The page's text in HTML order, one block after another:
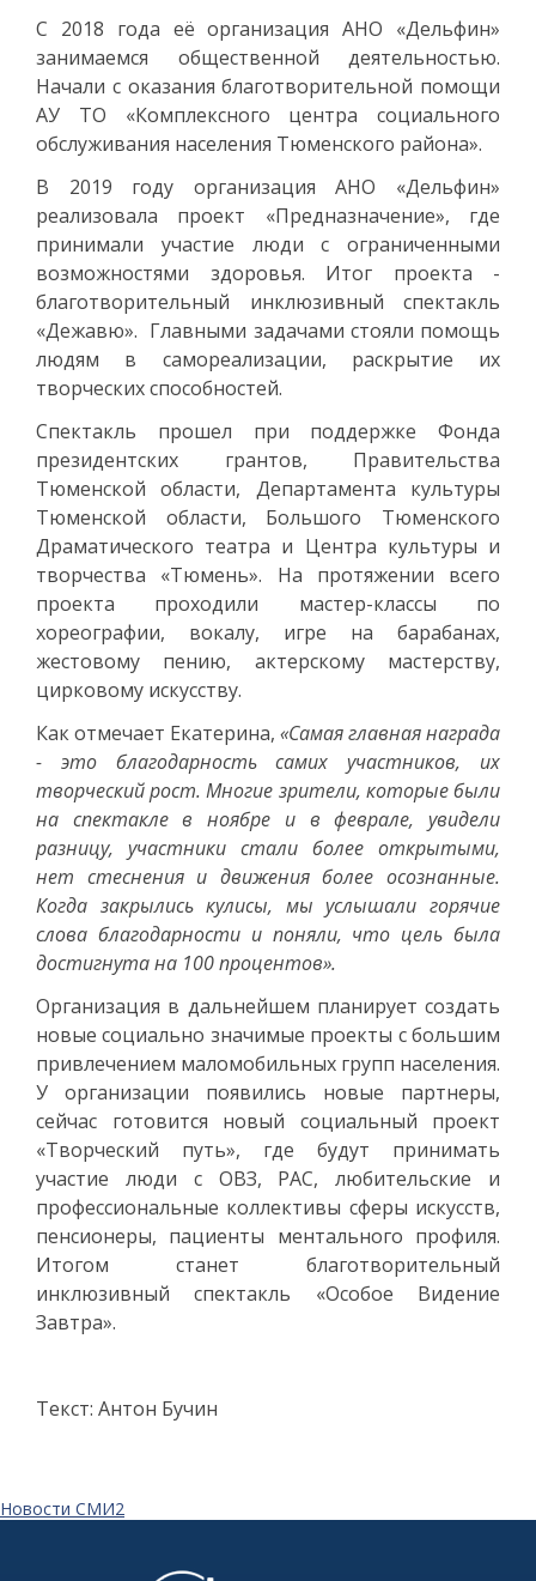
С 2018 года её организация АНО «Дельфин»
занимаемся общественной деятельностью.
Начали с оказания благотворительной помощи
АУ ТО «Комплексного центра социального
обслуживания населения Тюменского района».
В 2019 году организация АНО «Дельфин»
реализовала проект «Предназначение», где
принимали участие люди с ограниченными
возможностями здоровья. Итог проекта -
благотворительный инклюзивный спектакль
«Дежавю». Главными задачами стояли помощь
людям в самореализации, раскрытие их
творческих способностей.
Спектакль прошел при поддержке Фонда
президентских грантов, Правительства
Тюменской области, Департамента культуры
Тюменской области, Большого Тюменского
Драматического театра и Центра культуры и
творчества «Тюмень». На протяжении всего
проекта проходили мастер-классы по
хореографии, вокалу, игре на барабанах,
жестовому пению, актерскому мастерству,
цирковому искусству.
Как отмечает Екатерина, «Самая главная награда
- это благодарность самих участников, их
творческий рост. Многие зрители, которые были
на спектакле в ноябре и в феврале, увидели
разницу, участники стали более открытыми,
нет стеснения и движения более осознанные.
Когда закрылись кулисы, мы услышали горячие
слова благодарности и поняли, что цель была
достигнута на 100 процентов».
Организация в дальнейшем планирует создать
новые социально значимые проекты с большим
привлечением маломобильных групп населения.
У организации появились новые партнеры,
сейчас готовится новый социальный проект
«Творческий путь», где будут принимать
участие люди с ОВЗ, РАС, любительские и
профессиональные коллективы сферы искусств,
пенсионеры, пациенты ментального профиля.
Итогом станет благотворительный
инклюзивный спектакль «Особое Видение
Завтра».
Текст: Антон Бучин
Новости СМИ2